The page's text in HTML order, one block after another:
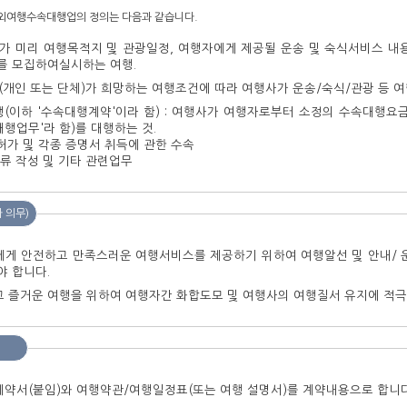
여행수속대행업의 정의는 다음과 같습니다.
적지 및 관광일정, 여행자에게 제공될 운송 및 숙식서비스 내용(이하 '여행서비스'라 함), 여행요금을 정하여 광고 또는 기타
모집하여실시하는 여행.
희망
행계약'이라 함) : 여행사가 여행자로부터 소정의 수속대행요금 을 받기로 약정하고, 여행자의 위탁에 따라 다음에 열거
업무(이하 '수속대행업무'라 함)를 대행하는 것.
가 및 각종 증명서 취득에 관한 수속
작성 및 기타 관련업무
의무)
족스러운 여행서비스를 제공하기 위하여 여행알선 및 안내/ 운송/숙박 등 여행계획의 수립 및 실행과정에서 맡은 바 임무를
합니다.
② 여행자는 안전하
서(붙임)와 여행약관/여행일정표(또는 여행 설명서)를 계약내용으로 합니